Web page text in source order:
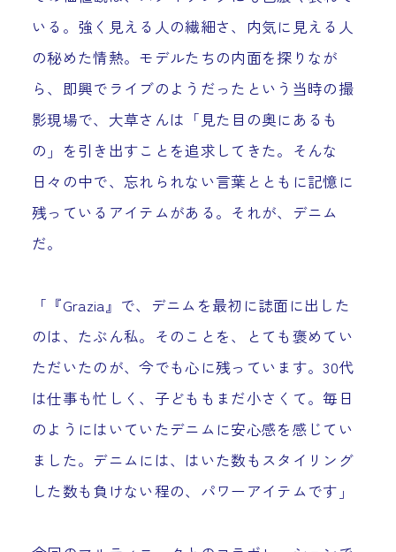
いる。強く見える人の繊細さ、内気に見える人
の秘めた情熱。モデルたちの内面を探りなが
ら、即興でライブのようだったという当時の撮
影現場で、大草さんは「見た目の奥にあるも
の」を引き出すことを追求してきた。そんな
日々の中で、忘れられない言葉とともに記憶に
残っているアイテムがある。それが、デニム
だ。
「『Grazia』で、デニムを最初に誌面に出した
のは、たぶん私。そのことを、とても褒めてい
ただいたのが、今でも心に残っています。30代
は仕事も忙しく、子どももまだ小さくて。毎日
のようにはいていたデニムに安心感を感じてい
ました。デニムには、はいた数もスタイリング
した数も負けない程の、パワーアイテムです」